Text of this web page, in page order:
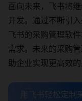
面向未来，飞书将
开发。通过不断引
飞书的采购管理软
需求。未来的采购
助企业实现更高效
用飞书轻松定制